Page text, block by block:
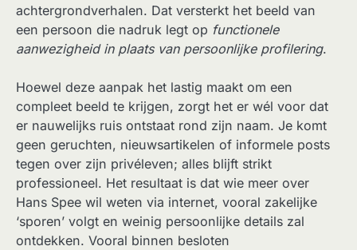
achtergrondverhalen. Dat versterkt het beeld van
een persoon die nadruk legt op functionele
aanwezigheid in plaats van persoonlijke profilering.
Hoewel deze aanpak het lastig maakt om een
compleet beeld te krijgen, zorgt het er wél voor dat
er nauwelijks ruis ontstaat rond zijn naam. Je komt
geen geruchten, nieuwsartikelen of informele posts
tegen over zijn privéleven; alles blijft strikt
professioneel. Het resultaat is dat wie meer over
Hans Spee wil weten via internet, vooral zakelijke
‘sporen’ volgt en weinig persoonlijke details zal
ontdekken. Vooral binnen besloten